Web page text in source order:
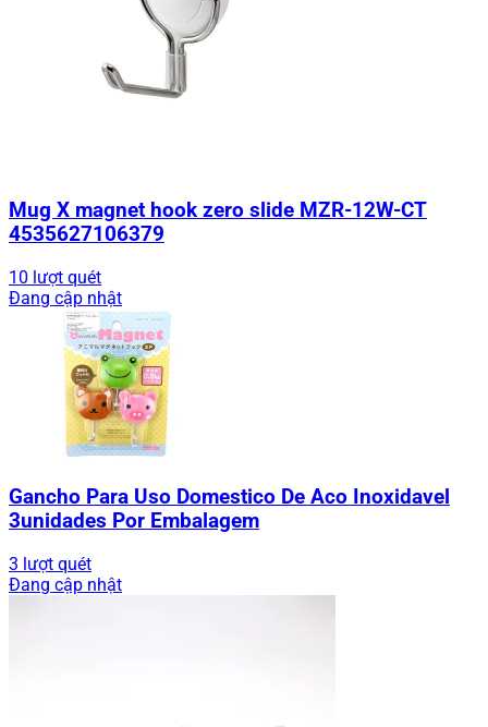
Mug X magnet hook zero slide MZR-12W-CT
4535627106379
10 lượt quét
Đang cập nhật
Gancho Para Uso Domestico De Aco Inoxidavel
3unidades Por Embalagem
3 lượt quét
Đang cập nhật